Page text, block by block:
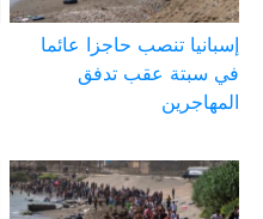
إسبانيا تنصب حاجزا عائما
في سبتة عقب تدفق
المهاجرين